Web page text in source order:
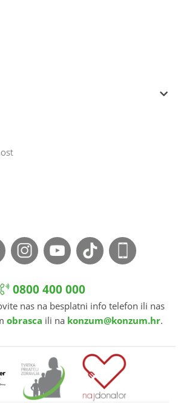
0800 400 000
nas na besplatni info telefon ili nas
obrasca ili na konzum@konzum.hr.